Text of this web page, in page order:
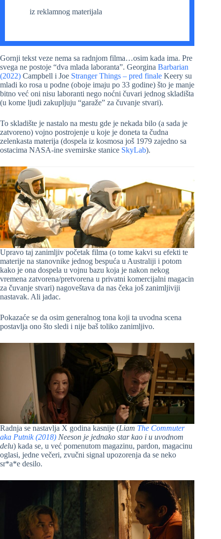
iz reklamnog materijala
Gornji tekst veze nema sa radnjom filma…osim kada ima. Pre
svega ne postoje “dva mlada laboranta”. Georgina Barbarian
(2022) Campbell i Joe Stranger Things – pred finale Keery su
mladi ko rosa u podne (oboje imaju po 33 godine) što je manje
bitno već oni nisu laboranti nego noćni čuvari jednog skladišta
(u kome ljudi zakupljuju “garaže” za čuvanje stvari).
To skladište je nastalo na mestu gde je nekada bilo (a sada je
zatvoreno) vojno postrojenje u koje je doneta ta čudna
zelenkasta materija (dospela iz kosmosa još 1979 zajedno sa
ostacima NASA-ine svemirske stanice SkyLab).
Upravo taj zanimljiv početak filma (o tome kakvi su efekti te
materije na stanovnike jednog bespuća u Australiji i potom
kako je ona dospela u vojnu bazu koja je nakon nekog
vremena zatvorena/pretvorena u privatni komercijalni magacin
za čuvanje stvari) nagoveštava da nas čeka još zanimljiviji
nastavak. Ali jadac.
Pokazaće se da osim generalnog tona koji ta uvodna scena
postavlja ono što sledi i nije baš toliko zanimljivo.
Radnja se nastavlja X godina kasnije (Liam The Commuter
aka Putnik (2018) Neeson je jednako star kao i u uvodnom
delu) kada se, u već pomenutom magazinu, pardon, magacinu
oglasi, jedne večeri, zvučni signal upozorenja da se neko
sr*a*e desilo.